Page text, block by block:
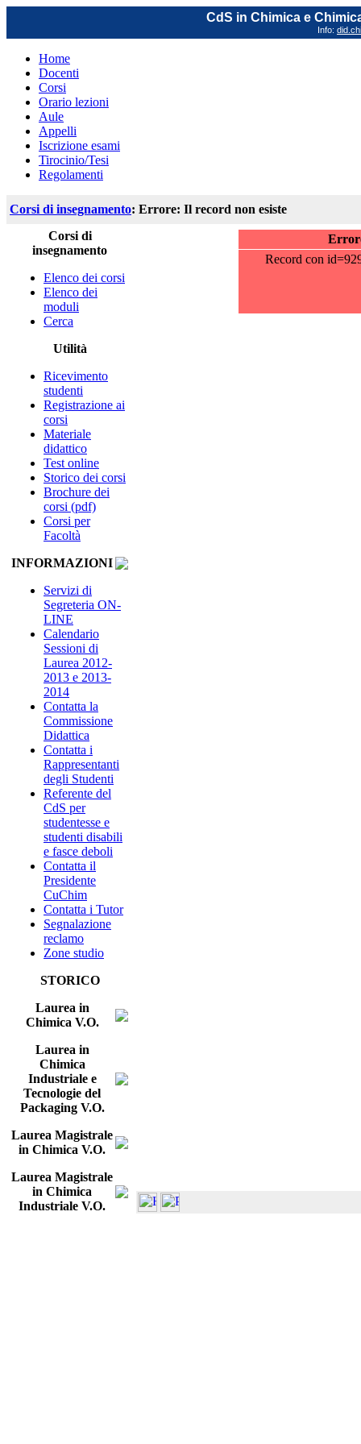
CdS in Chimica e
Info:
Home
Docenti
Corsi
Orario lezioni
Aule
Appelli
Iscrizione esami
Tirocinio/Tesi
Regolamenti
Corsi di insegnamento: Errore: Il record non esiste
Corsi di
insegnamento
Elenco dei corsi
Elenco dei
moduli
Cerca
Utilità
Ricevimento
studenti
Registrazione ai
corsi
Materiale
didattico
Test online
Storico dei corsi
Brochure dei
corsi (pdf)
Corsi per
Facoltà
INFORMAZIONI
Servizi di
Segreteria ON-
LINE
Calendario
Sessioni di
Laurea 2012-
2013 e 2013-
2014
Contatta la
Commissione
Didattica
Contatta i
Rappresentanti
degli Studenti
Referente del
CdS per
studentesse e
studenti disabili
e fasce deboli
Contatta il
Presidente
CuChim
Contatta i Tutor
Segnalazione
reclamo
Zone studio
STORICO
Laurea in
Chimica V.O.
Laurea in
Chimica
Industriale e
Tecnologie del
Packaging V.O.
Laurea Magistrale
in Chimica V.O.
Laurea Magistrale
in Chimica
Industriale V.O.
Record con